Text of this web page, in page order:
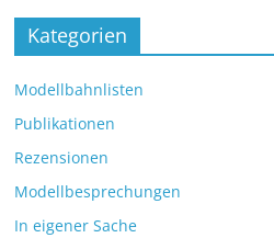
Kategorien
Modellbahnlisten
Publikationen
Rezensionen
Modellbesprechungen
In eigener Sache